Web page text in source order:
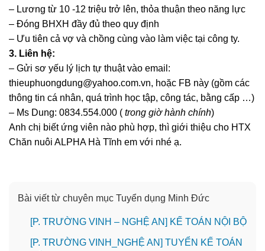
– Lương từ 10 -12 triệu trở lên, thỏa thuận theo năng lực
– Đóng BHXH đầy đủ theo quy định
– Ưu tiên cả vợ và chồng cùng vào làm việc tại công ty.
3. Liên hệ:
– Gửi sơ yếu lý lịch tự thuật vào email:
thieuphuongdung@yahoo.com.vn, hoặc FB này (gồm các
thông tin cá nhân, quá trình học tập, công tác, bằng cấp …)
– Ms Dung: 0834.554.000 ( trong giờ hành chính)
Anh chị biết ứng viên nào phù hợp, thì giới thiệu cho HTX
Chăn nuôi ALPHA Hà Tĩnh em với nhé ạ.
Bài viết từ chuyên mục Tuyển dụng Minh Đức
[P. TRƯỜNG VINH – NGHỆ AN] KẾ TOÁN NỘI BỘ
[P. TRƯỜNG VINH_NGHỆ AN] TUYỂN KẾ TOÁN